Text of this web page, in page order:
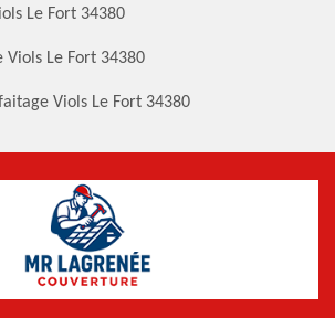
Le Fort 34380
Le Fort 34380
Viols Le Fort 34380